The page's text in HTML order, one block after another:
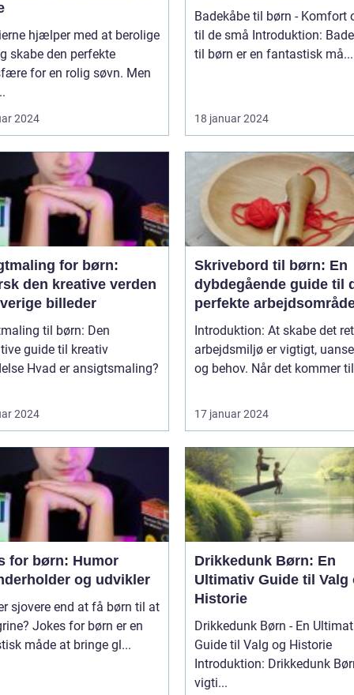
hjælper med at berolige
skabe den perfekte
for en rolig søvn. Men
2024
Badekåbe til børn - Komfort
til de små Introduktion: Badekåber
til børn er en fantastisk må...
18 januar 2024
for børn:
den kreative verden
billeder
til børn: Den
guide til kreativ
2024
Skrivebord til børn: En
dybdegående guide til
perfekte
Introduktion: At skabe det
arbejdsmiljø er vigtigt,
og behov. Når det kommer
17 januar 2024
for børn: Humor
og udvikler
sjovere end at få børn til at
Jokes for børn er en
måde at bringe gl...
Drikkedunk Børn: En
Ultimativ Guide til Valg
Historie
Drikkedunk Børn - En
Guide til Valg og Historie
Introduktion: Drikkedunk
vigti...